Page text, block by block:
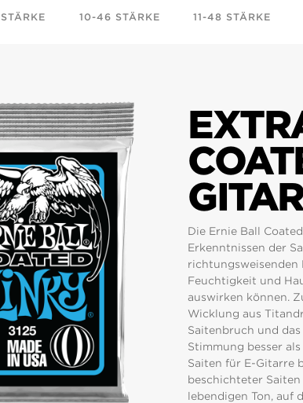
10-46 STÄRKE 11-48 STÄRKE
Die Ernie Ball
Erkenntnissen der
richtungsweisenden
Feuchtigkeit und
auswirken können.
Wicklung aus
Saitenbruch und
Stimmung besser
Saiten für E-Gitarre
beschichteter
lebendigen Ton, auf